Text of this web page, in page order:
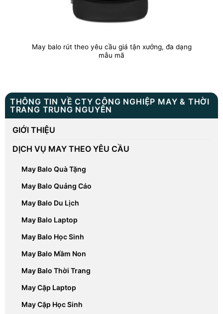
THÔNG TIN VỀ CTY CÔNG NGHIỆP MAY & THỜI
TRANG TRUNG NGUYÊN
GIỚI THIỆU
DỊCH VỤ MAY THEO YÊU CẦU
May Balo Quà Tặng
May Balo Quảng Cáo
May Balo Du Lịch
May Balo Laptop
May Balo Học Sinh
May Balo Mầm Non
May Balo Thời Trang
May Cặp Laptop
May Cặp Học Sinh
May balo rút theo yêu cầu giá tận xưởng, đa dạng
mẫu mã